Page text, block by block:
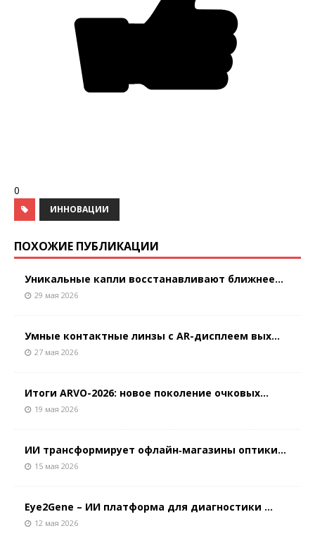
0
ИННОВАЦИИ
ПОХОЖИЕ ПУБЛИКАЦИИ
Уникальные капли восстанавливают ближнее...
29 мая 2026
Умные контактные линзы с AR-дисплеем вых...
27 мая 2026
Итоги ARVO-2026: новое поколение очковых...
19 мая 2026
ИИ трансформирует офлайн‑магазины оптики...
15 мая 2026
Eye2Gene – ИИ платформа для диагностики ...
12 мая 2026